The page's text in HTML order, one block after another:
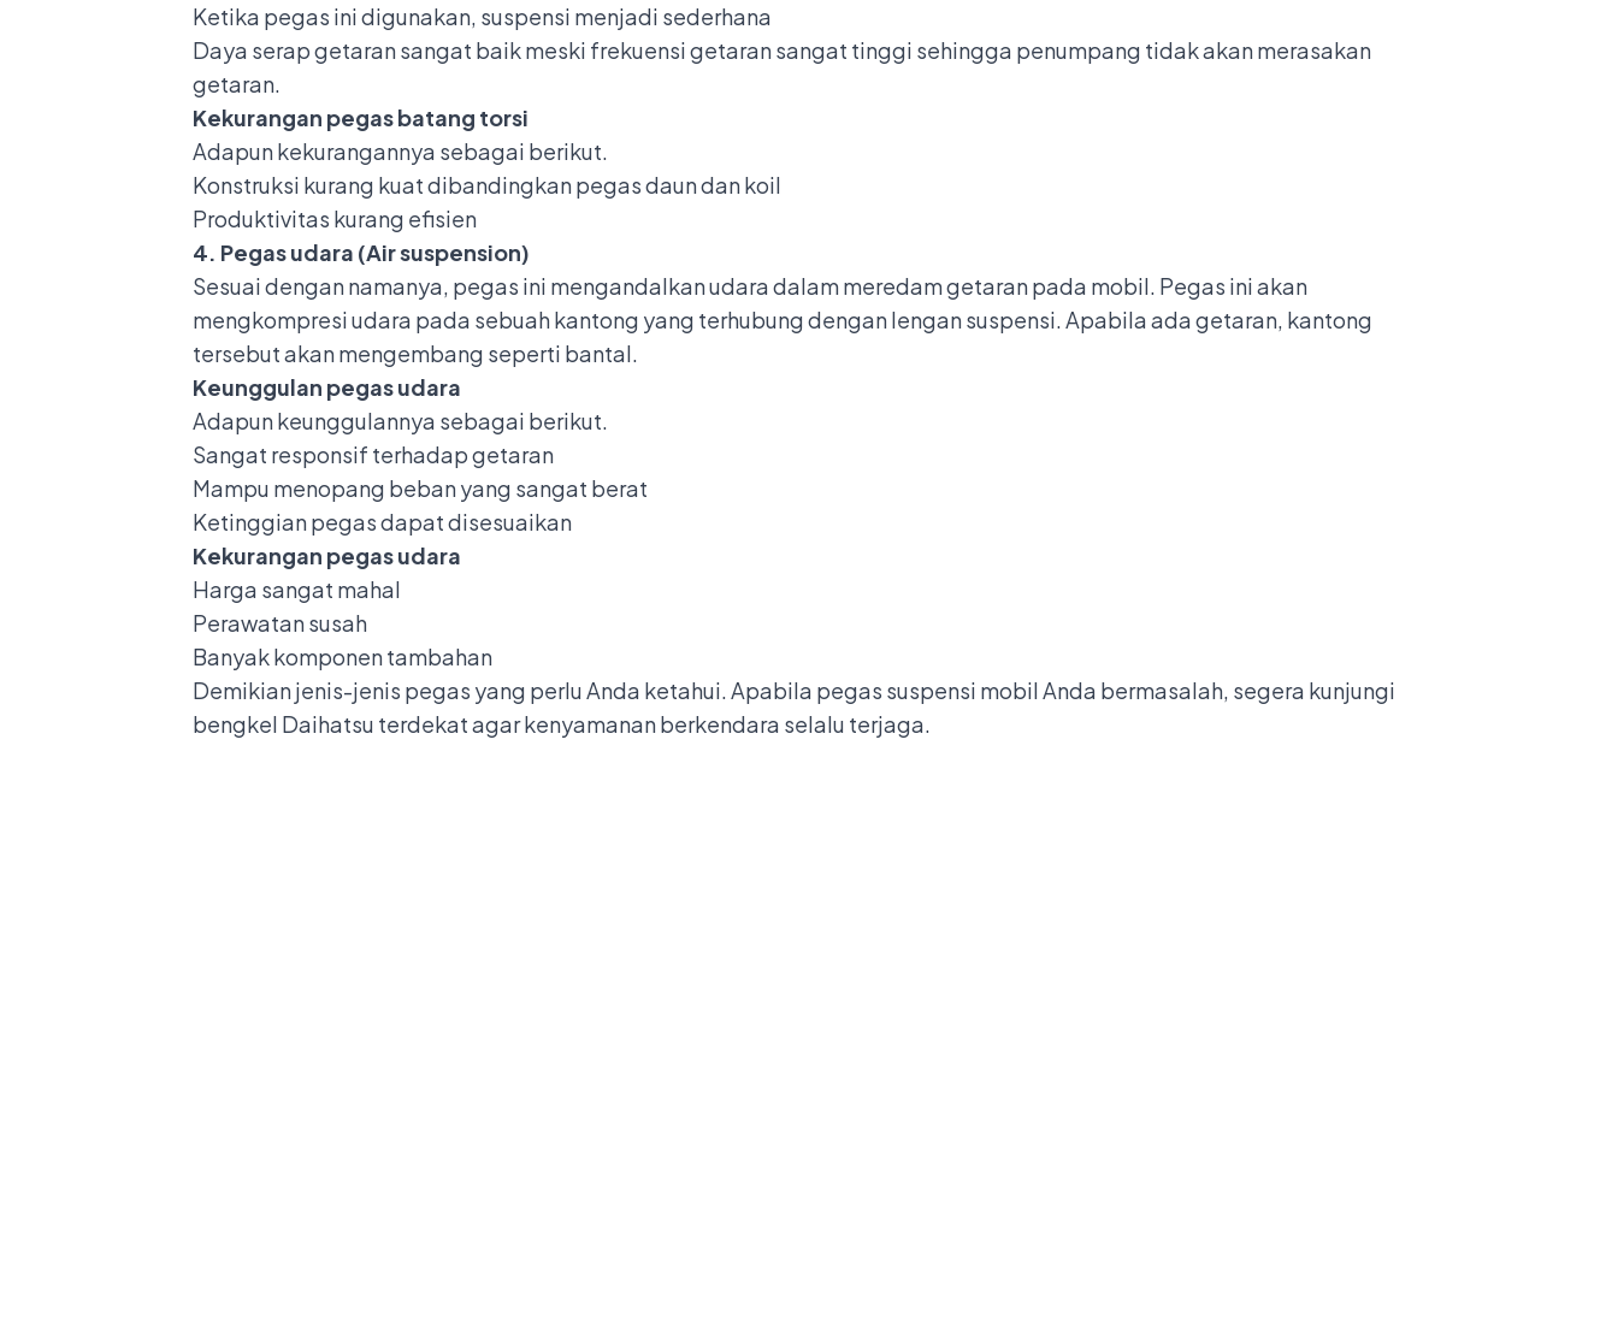
Ketika pegas ini digunakan, suspensi menjadi sederhana
Daya serap getaran sangat baik meski frekuensi getaran sangat tinggi sehingga penumpang tidak akan merasakan
getaran.
Kekurangan pegas batang torsi
Adapun kekurangannya sebagai berikut.
Konstruksi kurang kuat dibandingkan pegas daun dan koil
Produktivitas kurang efisien
4. Pegas udara (Air suspension)
Sesuai dengan namanya, pegas ini mengandalkan udara dalam meredam getaran pada mobil. Pegas ini akan
mengkompresi udara pada sebuah kantong yang terhubung dengan lengan suspensi. Apabila ada getaran, kantong
tersebut akan mengembang seperti bantal.
Keunggulan pegas udara
Adapun keunggulannya sebagai berikut.
Sangat responsif terhadap getaran
Mampu menopang beban yang sangat berat
Ketinggian pegas dapat disesuaikan
Kekurangan pegas udara
Harga sangat mahal
Perawatan susah
Banyak komponen tambahan
Demikian jenis-jenis pegas yang perlu Anda ketahui. Apabila pegas suspensi mobil Anda bermasalah, segera kunjungi
bengkel Daihatsu terdekat agar kenyamanan berkendara selalu terjaga.